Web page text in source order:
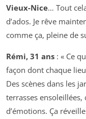
Vieux-Nice… Tout
d’ados. Je rêve
comme ça, pleine de
Rémi, 31 ans : « Ce
façon dont chaque
Des scènes dans les
terrasses
d’émotions. Ça